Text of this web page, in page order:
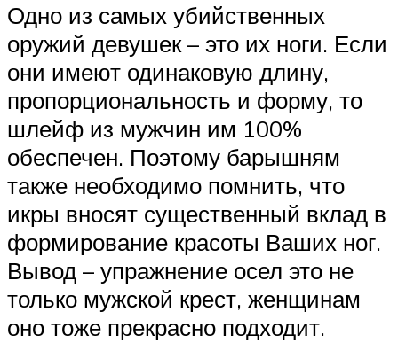
Одно из самых убийственных
оружий девушек – это их ноги. Если
они имеют одинаковую длину,
пропорциональность и форму, то
шлейф из мужчин им 100%
обеспечен. Поэтому барышням
также необходимо помнить, что
икры вносят существенный вклад в
формирование красоты Ваших ног.
Вывод – упражнение осел это не
только мужской крест, женщинам
оно тоже прекрасно подходит.